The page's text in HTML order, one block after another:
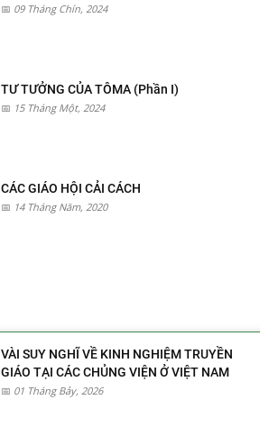
09 Tháng Chín, 2024
TƯ TƯỞNG CỦA TÔMA (Phần I)
15 Tháng Một, 2024
CÁC GIÁO HỘI CẢI CÁCH
14 Tháng Năm, 2020
VÀI SUY NGHĨ VỀ KINH NGHIỆM TRUYỀN
GIÁO TẠI CÁC CHỦNG VIỆN Ở VIỆT NAM
01 Tháng Bảy, 2026